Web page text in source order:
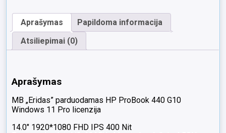
Ips
i3-
1315u
16gb
256gb
Aprašymas
Papildoma informacija
Atsiliepimai (0)
Aprašymas
MB „Eridas” parduodamas HP ProBook 440 G10
Windows 11 Pro licenzija
14.0″ 1920*1080 FHD IPS 400 Nit